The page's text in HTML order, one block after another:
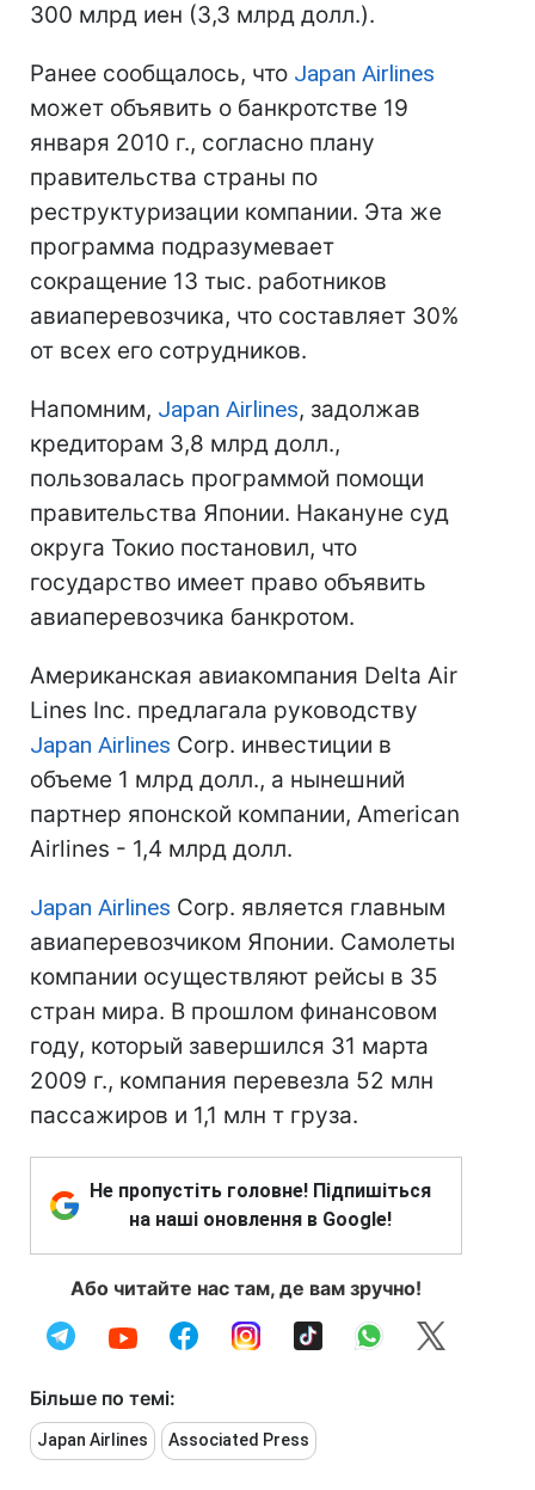
300 млрд иен (3,3 млрд долл.).
Ранее сообщалось, что Japan Airlines
может объявить о банкротстве 19
января 2010 г., согласно плану
правительства страны по
реструктуризации компании. Эта же
программа подразумевает
сокращение 13 тыс. работников
авиаперевозчика, что составляет 30%
от всех его сотрудников.
Напомним, Japan Airlines, задолжав
кредиторам 3,8 млрд долл.,
пользовалась программой помощи
правительства Японии. Накануне суд
округа Токио постановил, что
государство имеет право объявить
авиаперевозчика банкротом.
Американская авиакомпания Delta Air
Lines Inc. предлагала руководству
Japan Airlines Corp. инвестиции в
объеме 1 млрд долл., а нынешний
партнер японской компании, American
Airlines - 1,4 млрд долл.
Japan Airlines Corp. является главным
авиаперевозчиком Японии. Самолеты
компании осуществляют рейсы в 35
стран мира. В прошлом финансовом
году, который завершился 31 марта
2009 г., компания перевезла 52 млн
пассажиров и 1,1 млн т груза.
Не пропустіть головне! Підпишіться
на наші оновлення в Google!
Або читайте нас там, де вам зручно!
Більше по темі:
Japan Airlines Associated Press